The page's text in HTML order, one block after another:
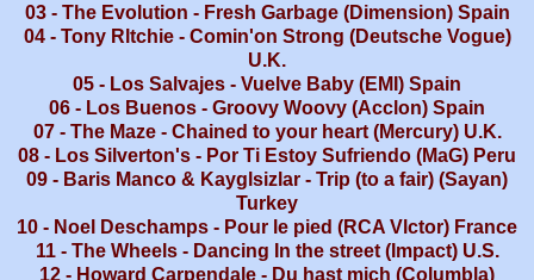
03 - The Evolution - Fresh Garbage (Dimension) Spain
04 - Tony Rltchie - Comin'on Strong (Deutsche Vogue)
U.K.
05 - Los Salvajes - Vuelve Baby (EMI) Spain
06 - Los Buenos - Groovy Woovy (Acclon) Spain
07 - The Maze - Chained to your heart (Mercury) U.K.
08 - Los Silverton's - Por Ti Estoy Sufriendo (MaG) Peru
09 - Baris Manco & Kayglsizlar - Trip (to a fair) (Sayan)
Turkey
10 - Noel Deschamps - Pour le pied (RCA Vlctor) France
11 - The Wheels - Dancing In the street (Impact) U.S.
12 - Howard Carpendale - Du hast mich (Columbla)